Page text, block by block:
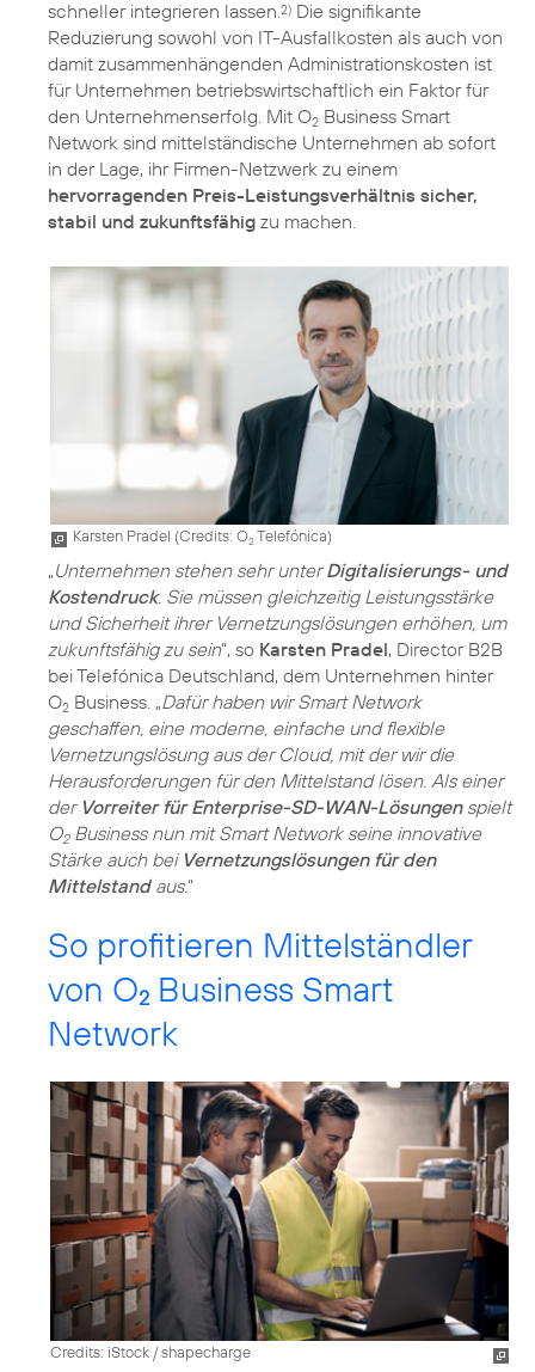
schneller integrieren lassen. 2) Die signifikante
Reduzierung sowohl von IT-Ausfallkosten als auch von
damit zusammenhängenden Administrationskosten ist
für Unternehmen betriebswirtschaftlich ein Faktor für
den Unternehmenserfolg. Mit O2 Business Smart
Network sind mittelständische Unternehmen ab sofort
in der Lage, ihr Firmen-Netzwerk zu einem
hervorragenden Preis-Leistungsverhältnis sicher,
stabil und zukunftsfähig zu machen.
Karsten Pradel (Credits: O2Telefónica)
„Unternehmen stehen sehr unterDigitalisierungs- und
Kostendruck. Sie müssen gleichzeitig Leistungsstärke
und Sicherheit ihrer Vernetzungslösungen erhöhen, um
zukunftsfähig zu sein“, so Karsten Pradel, Director B2B
bei Telefónica Deutschland, dem Unternehmen hinter
O2 Business. „Dafür haben wir Smart Network
geschaffen, eine moderne, einfache und flexible
Vernetzungslösung aus der Cloud, mit der wir die
Herausforderungen für den Mittelstand lösen. Als einer
der Vorreiter für Enterprise-SD-WAN-Lösungenspielt
O2Business nun mit Smart Network seine innovative
Stärke auch bei Vernetzungslösungen für den
Mittelstandaus.“
So profitieren Mittelständler
von O2 Business Smart
Network
Credits: iStock / shapecharge